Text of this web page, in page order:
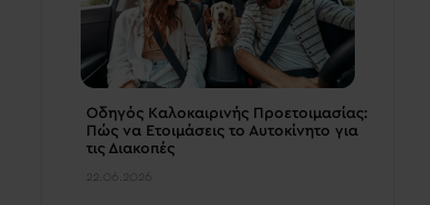
Οδηγός Καλοκαιρινής Προετοιμασίας:
Πώς να Ετοιμάσεις το Αυτοκίνητο για
τις Διακοπές
22.06.2026